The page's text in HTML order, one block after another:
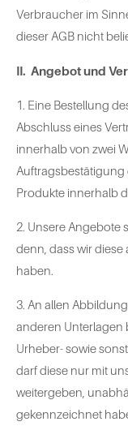
Verbraucher im
dieser AGB nicht
II. Angebot und
1. Eine Bestellung
Abschluss eines
innerhalb von zwei
Produkte innerhalb
2. Unsere Angebote
denn, dass wir
haben.
3. An allen
anderen Unterlagen
Urheber- sowie
darf diese nur mit
weitergeben,
gekennzeichnet